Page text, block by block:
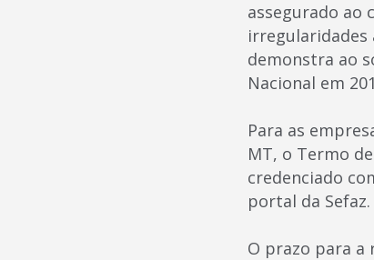
assegurado ao
demonstra ao
Nacional em
Para as
MT, o Termo
credenciado
portal da Sefaz.
O prazo para a